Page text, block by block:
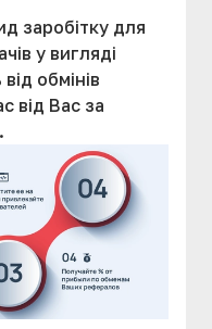
заробітку для
у вигляді
обмінів
від Вас за